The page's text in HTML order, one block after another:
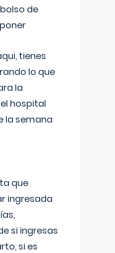
de
tienes
lo que
la
hospital
la semana
que
ingresada
si ingresas
si es